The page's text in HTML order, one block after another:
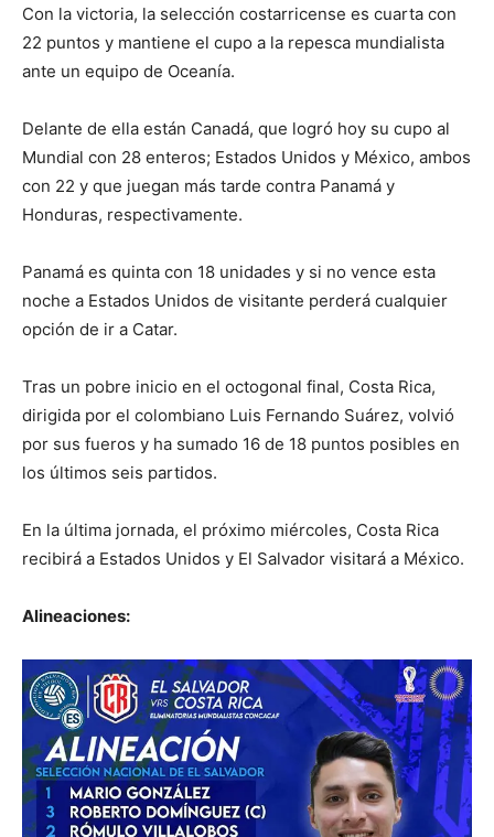
Con la victoria, la selección costarricense es cuarta con
22 puntos y mantiene el cupo a la repesca mundialista
ante un equipo de Oceanía.
Delante de ella están Canadá, que logró hoy su cupo al
Mundial con 28 enteros; Estados Unidos y México, ambos
con 22 y que juegan más tarde contra Panamá y
Honduras, respectivamente.
Panamá es quinta con 18 unidades y si no vence esta
noche a Estados Unidos de visitante perderá cualquier
opción de ir a Catar.
Tras un pobre inicio en el octogonal final, Costa Rica,
dirigida por el colombiano Luis Fernando Suárez, volvió
por sus fueros y ha sumado 16 de 18 puntos posibles en
los últimos seis partidos.
En la última jornada, el próximo miércoles, Costa Rica
recibirá a Estados Unidos y El Salvador visitará a México.
Alineaciones: